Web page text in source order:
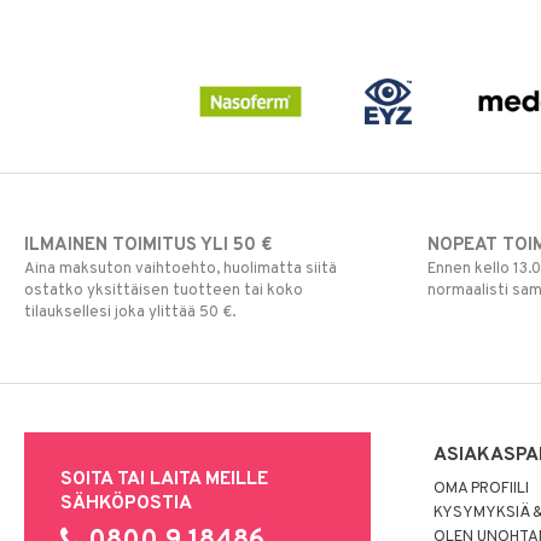
ILMAINEN TOIMITUS YLI 50 €
Aina maksuton vaihtoehto, huolimatta siitä
ostatko yksittäisen tuotteen tai koko
tilauksellesi joka ylittää 50 €.
NOPEAT
Ennen kello
normaalisti
SOITA TAI LAITA MEILLE
SÄHKÖPOSTIA
OMA PROFIILI
KYSYMYKSIÄ